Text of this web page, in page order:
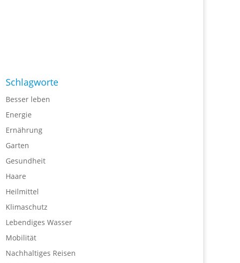
Schlagworte
Besser leben
Energie
Ernährung
Garten
Gesundheit
Haare
Heilmittel
Klimaschutz
Lebendiges Wasser
Mobilität
Nachhaltiges Reisen